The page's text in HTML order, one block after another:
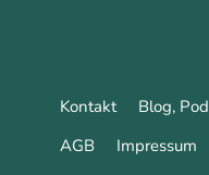
Kontakt Blog,
AGB
Impressum